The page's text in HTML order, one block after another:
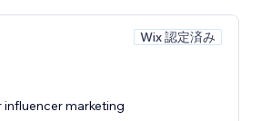
Wix 認定済み
marketing